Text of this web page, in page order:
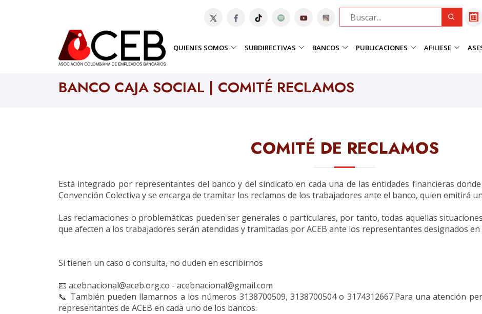
QUIENES SOMOS SUBDIRECTIVAS BANCOS PUBLICACIONES AFILIESE
Home Bancos
BANCO CAJA SOCIAL | COMITÉ RECLAMOS
COMITÉ DE RECLAMOS
Está integrado por representantes del banco y del sindicato en cada una de las entidades financieras
Convención Colectiva y se encarga de tramitar los reclamos de los trabajadores ante el banco, quien emitirá
Las reclamaciones o problemáticas pueden ser generales o particulares, por tanto, todas aquellas
que afecten a los trabajadores serán atendidas y tramitadas por ACEB ante los representantes designados en
Si tienen un caso o consulta, no duden en escribirnos
📧 acebnacional@aceb.org.co - acebnacional@gmail.com
📞 También pueden llamarnos a los números 3138700509, 3138700504 o 3174312667.Para una atención
representantes de ACEB en cada uno de los bancos.